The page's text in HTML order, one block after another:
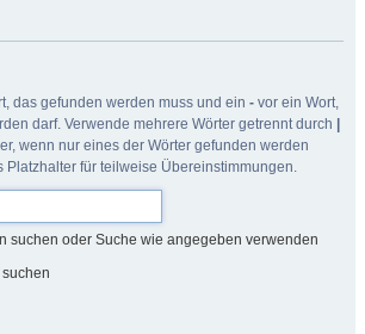
das gefunden werden muss und ein - vor ein Wort,
darf. Verwende mehrere Wörter getrennt durch
wenn nur eines der Wörter gefunden werden
Platzhalter für teilweise Übereinstimmungen.
suchen oder Suche wie angegeben verwenden